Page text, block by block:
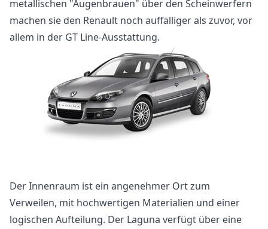
metallischen "Augenbrauen" über den Scheinwerfern
machen sie den Renault noch auffälliger als zuvor, vor
allem in der GT Line-Ausstattung.
Der Innenraum ist ein angenehmer Ort zum
Verweilen, mit hochwertigen Materialien und einer
logischen Aufteilung. Der Laguna verfügt über eine